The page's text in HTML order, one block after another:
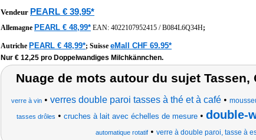
Vendeur PEARL € 39,95*
Allemagne PEARL € 48,99* EAN: 4022107952415 /B084L6Q34H;
Autriche PEARL € 48,99*; Suisse eMall CHF 69.95*
Nur € 12,25 pro Doppelwandiges Milchkännchen.
Nuage de mots autour du sujet Tassen,
verre à vin • verres double paroi tasses à thé et à café •
tasses drôles • cruches à lait avec échelles de mesure• double-
automatique rotatif • verre à double paroi, tasse à